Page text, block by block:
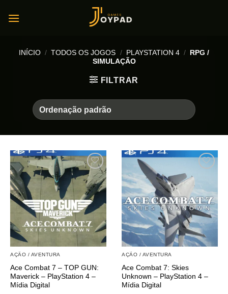
INÍCIO / TODOS OS JOGOS / PLAYSTATION 4 / RPG /
SIMULAÇÃO
FILTRAR
AÇÃO / AVENTURA
Ace Combat 7 – TOP GUN:
Maverick – PlayStation 4 –
Mídia Digital
AÇÃO / AVENTURA
Ace Combat 7: Skies
Unknown – PlayStation 4 –
Mídia Digital